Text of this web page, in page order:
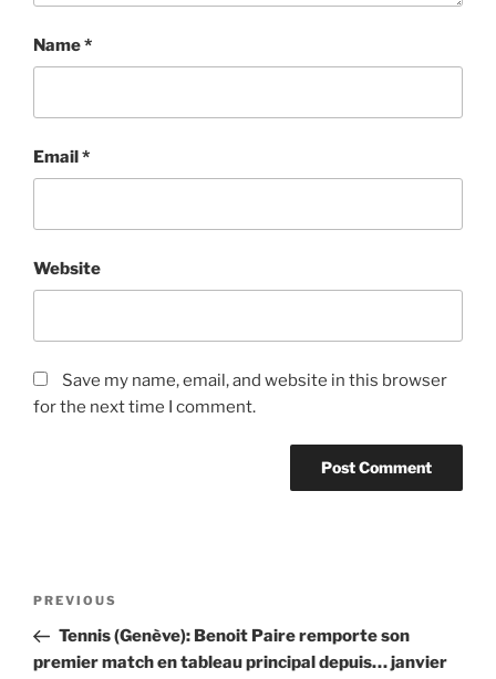
Name*
Email*
Website
Save my name, email, and website in this browser
for the next time I comment.
Previous
Post
PREVIOUS
Tennis (Genève): Benoit Paire remporte son
premier match en tableau principal depuis… janvier